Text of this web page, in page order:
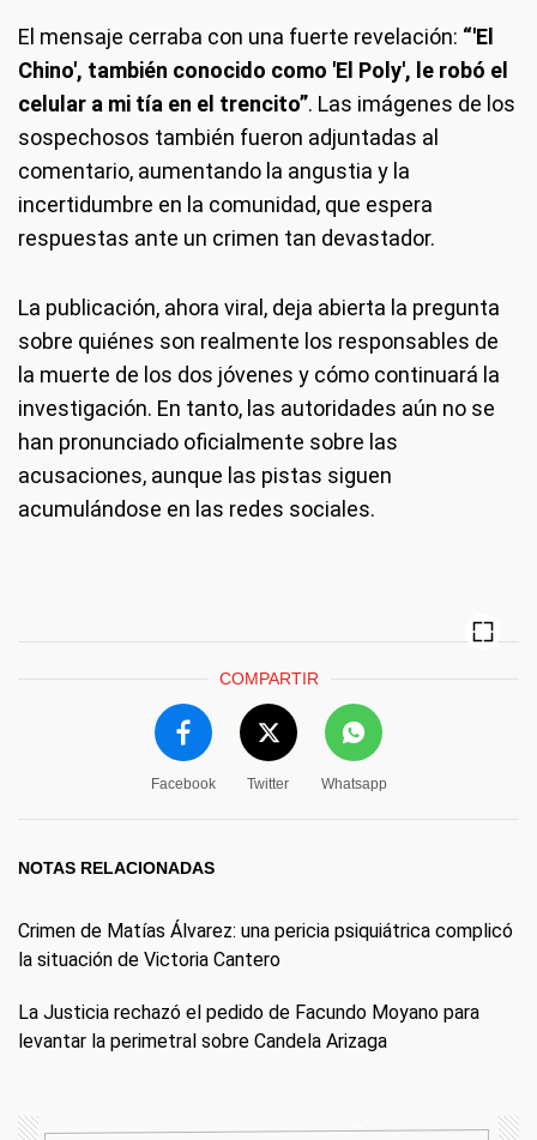
El mensaje cerraba con una fuerte revelación: “'El
Chino', también conocido como 'El Poly', le robó el
celular a mi tía en el trencito”. Las imágenes de los
sospechosos también fueron adjuntadas al
comentario, aumentando la angustia y la
incertidumbre en la comunidad, que espera
respuestas ante un crimen tan devastador.
La publicación, ahora viral, deja abierta la pregunta
sobre quiénes son realmente los responsables de
la muerte de los dos jóvenes y cómo continuará la
investigación. En tanto, las autoridades aún no se
han pronunciado oficialmente sobre las
acusaciones, aunque las pistas siguen
acumulándose en las redes sociales.
COMPARTIR
Facebook Twitter Whatsapp
NOTAS RELACIONADAS
Crimen de Matías Álvarez: una pericia psiquiátrica complicó
la situación de Victoria Cantero
La Justicia rechazó el pedido de Facundo Moyano para
levantar la perimetral sobre Candela Arizaga